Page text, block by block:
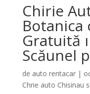
Chirie
Botanica
Gratuită
Scăunel
de auto rentacar|
Chrie auto Chisinau